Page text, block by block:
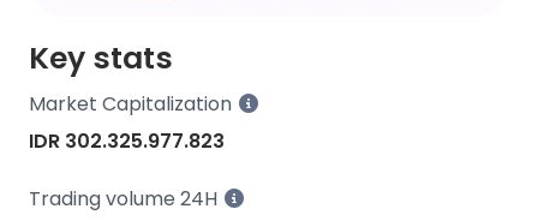
Key stats
Market Capitalization
IDR 302.325.977.823
Trading volume 24H